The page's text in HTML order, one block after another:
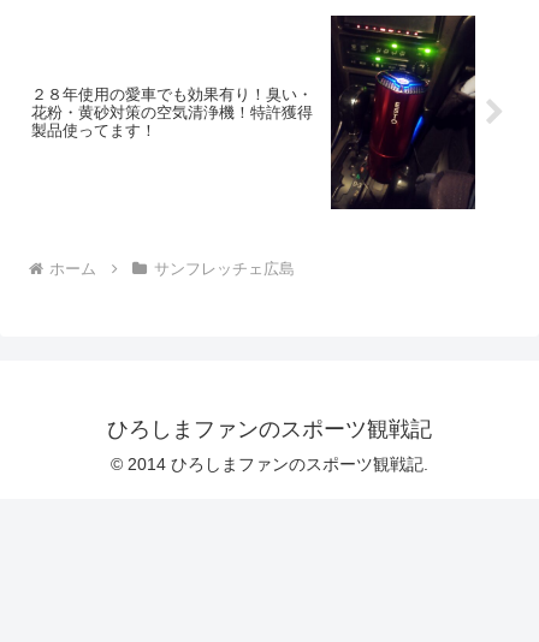
２８年使用の愛車でも効果有り！臭い・
花粉・黄砂対策の空気清浄機！特許獲得
製品使ってます！
ホーム サンフレッチェ広島
ひろしまファンのスポーツ観戦記
© 2014 ひろしまファンのスポーツ観戦記.